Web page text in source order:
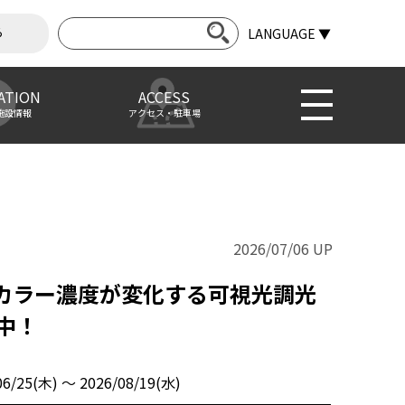
LANGUAGE ▼
設情報
ACCESS
アクセス・駐車場
2026/07/06 UP
ラー濃度が変化する可視光調光
！
25(木) 〜 2026/08/19(水)